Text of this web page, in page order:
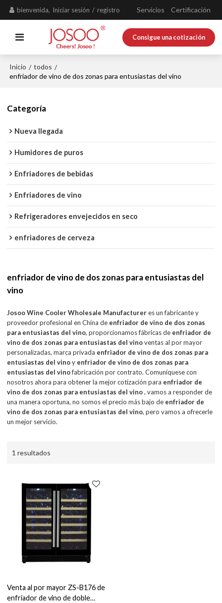
bienvenida, Iniciar sesión / registro Servicios Certificación
Consigue una cotización
Inicio / todos /
enfriador de vino de dos zonas para entusiastas del vino
Categoría
Nueva llegada
Humidores de puros
Enfriadores de bebidas
Enfriadores de vino
Refrigeradores envejecidos en seco
enfriadores de cerveza
enfriador de vino de dos zonas para entusiastas del
vino
Josoo Wine Cooler Wholesale Manufactureres un fabricante y
proveedor profesional en China de enfriador de vino de dos zonas
para entusiastas del vino, proporcionamos fábricas de enfriador de
vino de dos zonas para entusiastas del vinoventas al por mayor
personalizadas, marca privada enfriador de vino de dos zonas para
entusiastas del vinoy enfriador de vino de dos zonas para
entusiastas del vinofabricación por contrato. Comuníquese con
nosotros ahora para obtener la mejor cotización para enfriador de
vino de dos zonas para entusiastas del vino, vamos a responder de
una manera oportuna, no somos el precio más bajo de enfriador de
vino de dos zonas para entusiastas del vino, pero vamos a ofrecerle
un mejor servicio.
1 resultados
Venta al por mayor ZS-B176 de
enfriador de vino de doble